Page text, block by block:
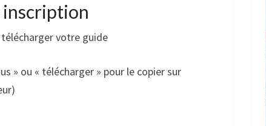
votre guide
» ou « télécharger » pour le copier sur